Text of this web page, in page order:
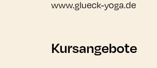
www.glueck-yoga.de
Kursangebote